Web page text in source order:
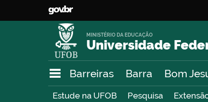
Universidade
MINISTÉRIO DA EDUCAÇÃO
Barreiras Barra Bom
Estude na UFOB Pesquisa